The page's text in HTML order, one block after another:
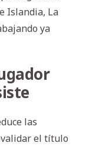
Islandia, La
ya
las
el título